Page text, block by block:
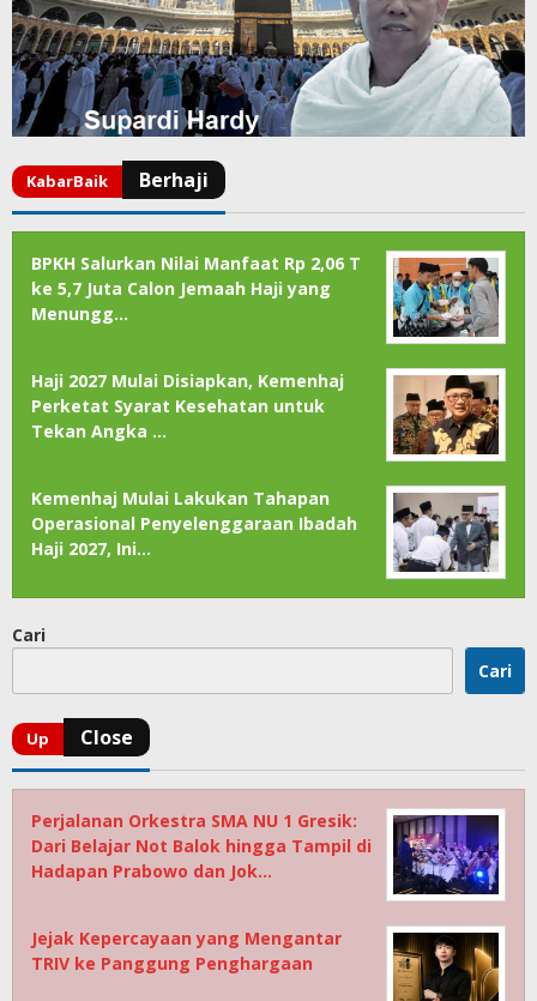
BPKH Salurkan Nilai Manfaat Rp 2,06 T
ke 5,7 Juta Calon Jemaah Haji yang
Menungg…
Haji 2027 Mulai Disiapkan, Kemenhaj
Perketat Syarat Kesehatan untuk
Tekan Angka …
Kemenhaj Mulai Lakukan Tahapan
Operasional Penyelenggaraan Ibadah
Haji 2027, Ini…
Cari
Cari
Perjalanan Orkestra SMA NU 1 Gresik:
Dari Belajar Not Balok hingga Tampil di
Hadapan Prabowo dan Jok…
Jejak Kepercayaan yang Mengantar
TRIV ke Panggung Penghargaan